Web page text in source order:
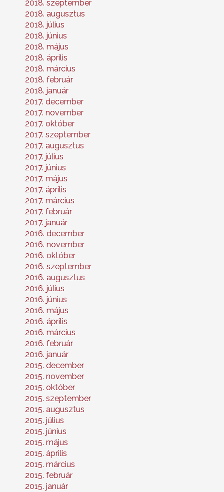
2018. szeptember
2018. augusztus
2018. július
2018. június
2018. május
2018. április
2018. március
2018. február
2018. január
2017. december
2017. november
2017. október
2017. szeptember
2017. augusztus
2017. július
2017. június
2017. május
2017. április
2017. március
2017. február
2017. január
2016. december
2016. november
2016. október
2016. szeptember
2016. augusztus
2016. július
2016. június
2016. május
2016. április
2016. március
2016. február
2016. január
2015. december
2015. november
2015. október
2015. szeptember
2015. augusztus
2015. július
2015. június
2015. május
2015. április
2015. március
2015. február
2015. január